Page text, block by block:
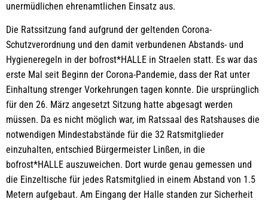
unermüdlichen ehrenamtlichen Einsatz aus.
Die Ratssitzung fand aufgrund der geltenden Corona-
Schutzverordnung und den damit verbundenen Abstands- und
Hygieneregeln in der bofrost*HALLE in Straelen statt. Es war das
erste Mal seit Beginn der Corona-Pandemie, dass der Rat unter
Einhaltung strenger Vorkehrungen tagen konnte. Die ursprünglich
für den 26. März angesetzt Sitzung hatte abgesagt werden
müssen. Da es nicht möglich war, im Ratssaal des Ratshauses die
notwendigen Mindestabstände für die 32 Ratsmitglieder
einzuhalten, entschied Bürgermeister Linßen, in die
bofrost*HALLE auszuweichen. Dort wurde genau gemessen und
die Einzeltische für jedes Ratsmitglied in einem Abstand von 1.5
Metern aufgebaut. Am Eingang der Halle standen zur Sicherheit